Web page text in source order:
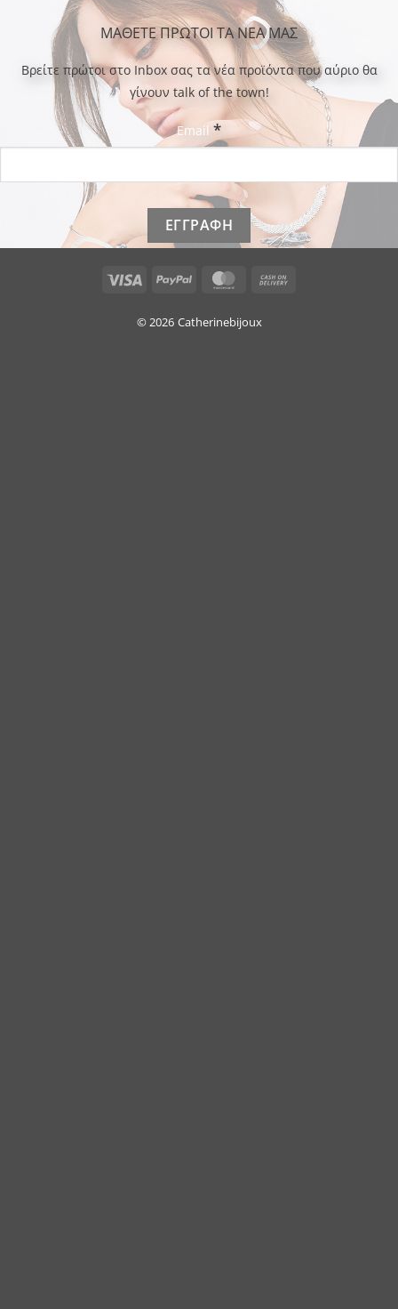
ΜΑΘΕΤΕ ΠΡΩΤΟΙ ΤΑ ΝΕΑ ΜΑΣ
Bρείτε πρώτοι στο Inbox σας τα νέα προϊόντα που αύριο θα
γίνουν talk of the town!
Email *
Visa PayPal MasterCard
© 2026 Catherinebijoux